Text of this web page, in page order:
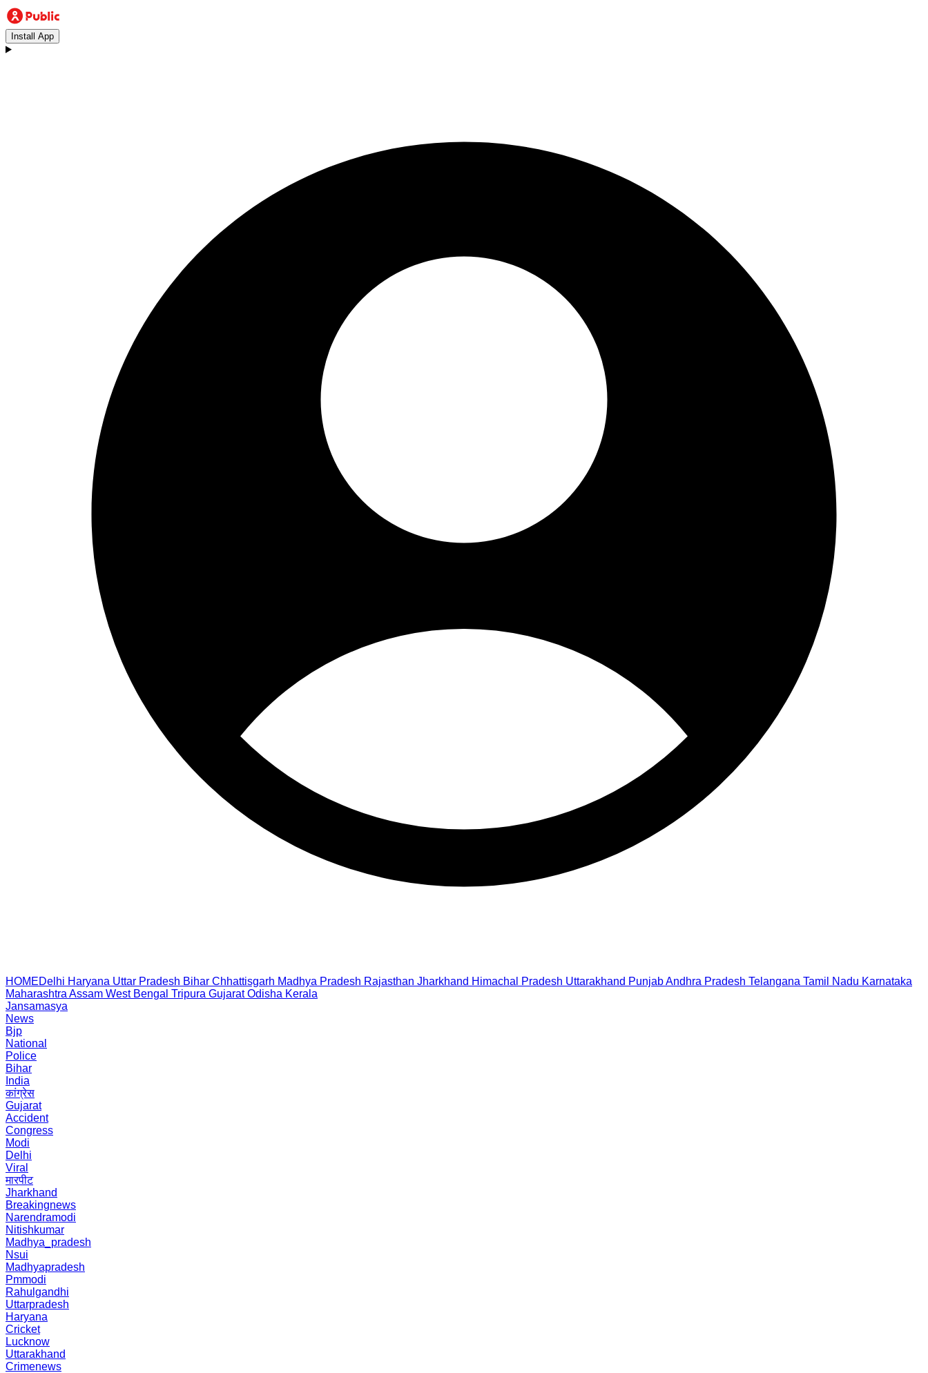
Install App
HOMEDelhi Haryana Uttar Pradesh Bihar Chhattisgarh Madhya Pradesh Rajasthan Jharkhand Himachal Pradesh Uttarakhand PunjabAndhra Pradesh Telangana Tamil Nadu Karnataka
Maharashtra Assam West Bengal Tripura Gujarat Odisha Kerala
Jansamasya
News
Bjp
National
Police
Bihar
India
कांग्रेस
Gujarat
Accident
Congress
Modi
Delhi
Viral
मारपीट
Jharkhand
Breakingnews
Narendramodi
Nitishkumar
Madhya_pradesh
Nsui
Madhyapradesh
Pmmodi
Rahulgandhi
Uttarpradesh
Haryana
Cricket
Lucknow
Uttarakhand
Crimenews